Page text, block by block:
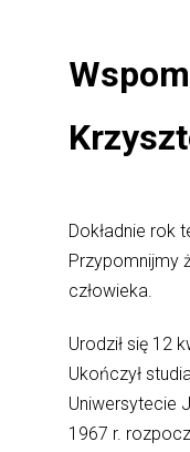
Dokładnie rok
Przypomnijmy
człowieka.
Urodził się 12
Ukończył
Uniwersytecie
1967 r.